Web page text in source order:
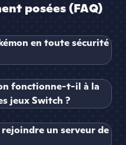
posées (FAQ)
en toute sécurité
fonctionne-t-il à la
jeux Switch ?
un serveur de